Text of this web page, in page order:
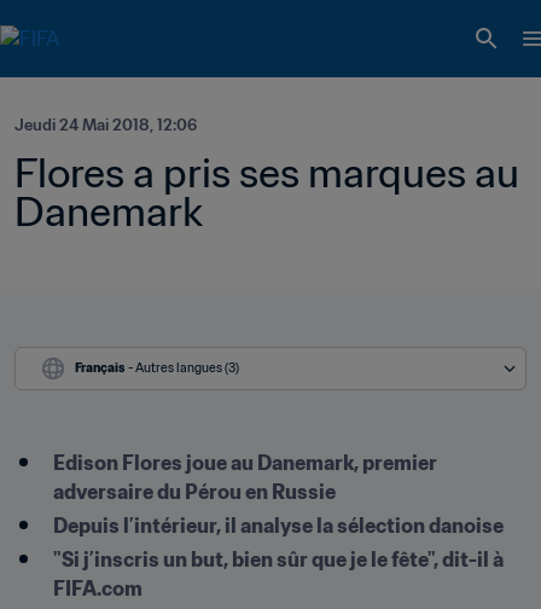
Jeudi 24 Mai 2018, 12:06
Flores a pris ses marques au
Danemark
Français - Autres langues (3)
Edison Flores joue au Danemark, premier
adversaire du Pérou en Russie
Depuis l’intérieur, il analyse la sélection danoise
"Si j’inscris un but, bien sûr que je le fête", dit-il à
FIFA.com